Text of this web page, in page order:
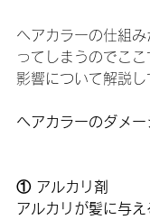
ヘアカラーの仕組
ってしまうのでこ
影響について解説し
ヘアカラーのダメー
① アルカリ剤
アルカリが髪に与え